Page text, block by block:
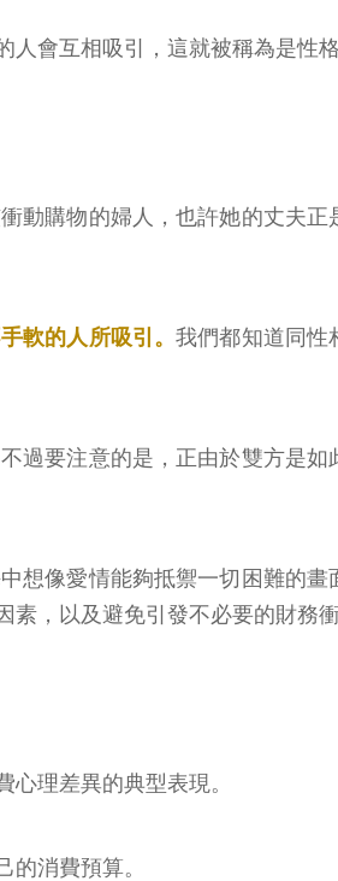
會互相吸引，這就被稱為是性
動購物的婦人，也許她的丈夫
軟的人所吸引。我們都知道同性
過要注意的是，正由於雙方是
想像愛情能夠抵禦一切困難的
，以及避免引發不必要的財務衝
理差異的典型表現。
消費預算。